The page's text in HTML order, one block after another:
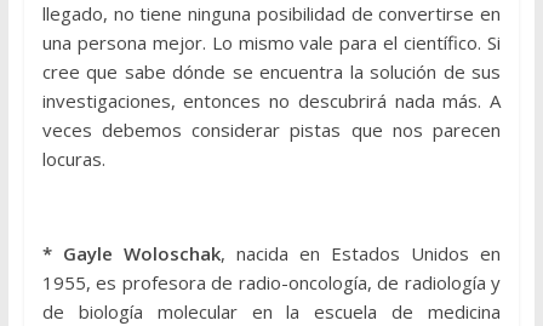
llegado, no tiene ninguna posibilidad de convertirse en
una persona mejor. Lo mismo vale para el científico. Si
cree que sabe dónde se encuentra la solución de sus
investigaciones, entonces no descubrirá nada más. A
veces debemos considerar pistas que nos parecen
locuras.
* Gayle Woloschak, nacida en Estados Unidos en
1955, es profesora de radio-oncología, de radiología y
de biología molecular en la escuela de medicina